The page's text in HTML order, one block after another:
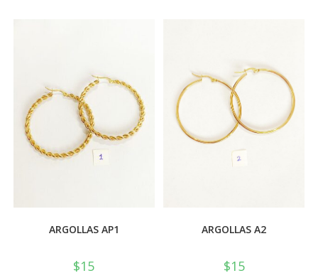
ARGOLLAS AP1
$15
ARGOLLAS A2
$15